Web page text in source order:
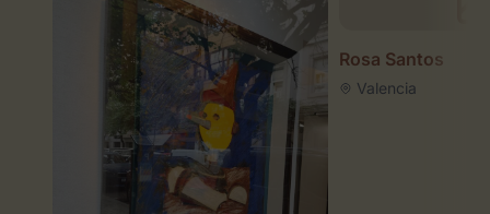
Rosa Santos
Valencia